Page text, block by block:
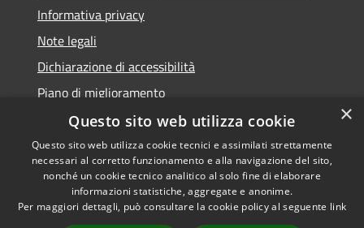
Informativa privacy
Note legali
Dichiarazione di accessibilità
Piano di miglioramento
Accessibility
Privacy
Copyright © 2026 • Town of •
Powered byMunicipium
Admin access
×
Questo sito web utilizza cookie
Questo sito web utilizza cookie tecnici e assimilati strettamente
necessari al corretto funzionamento e alla navigazione del sito,
nonché un cookie tecnico analitico al solo fine di elaborare
informazioni statistiche, aggregate e anonime.
Per maggiori dettagli, può consultare la cookie policy al seguente link